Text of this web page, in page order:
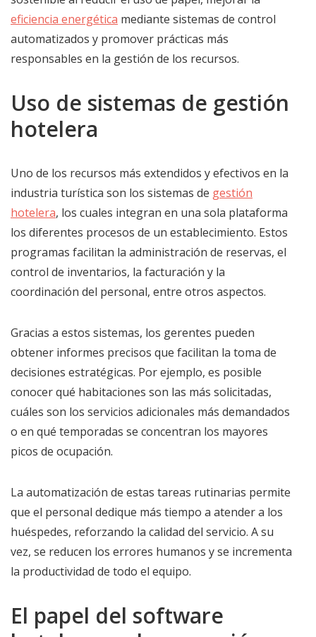
eficiencia energética mediante sistemas de control
automatizados y promover prácticas más
responsables en la gestión de los recursos.
Uso de sistemas de gestión
hotelera
Uno de los recursos más extendidos y efectivos en la
industria turística son los sistemas de gestión
hotelera, los cuales integran en una sola plataforma
los diferentes procesos de un establecimiento. Estos
programas facilitan la administración de reservas, el
control de inventarios, la facturación y la
coordinación del personal, entre otros aspectos.
Gracias a estos sistemas, los gerentes pueden
obtener informes precisos que facilitan la toma de
decisiones estratégicas. Por ejemplo, es posible
conocer qué habitaciones son las más solicitadas,
cuáles son los servicios adicionales más demandados
o en qué temporadas se concentran los mayores
picos de ocupación.
La automatización de estas tareas rutinarias permite
que el personal dedique más tiempo a atender a los
huéspedes, reforzando la calidad del servicio. A su
vez, se reducen los errores humanos y se incrementa
la productividad de todo el equipo.
El papel del software